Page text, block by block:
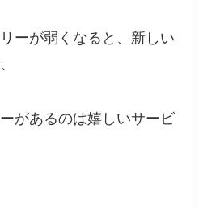
ーが弱くなると、新しい
があるのは嬉しいサービ